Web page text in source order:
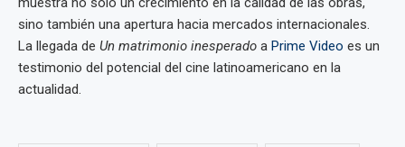
sino también una apertura hacia mercados internacionales.
La llegada de Un matrimonio inesperado a Prime Video es un
testimonio del potencial del cine latinoamericano en la
actualidad.